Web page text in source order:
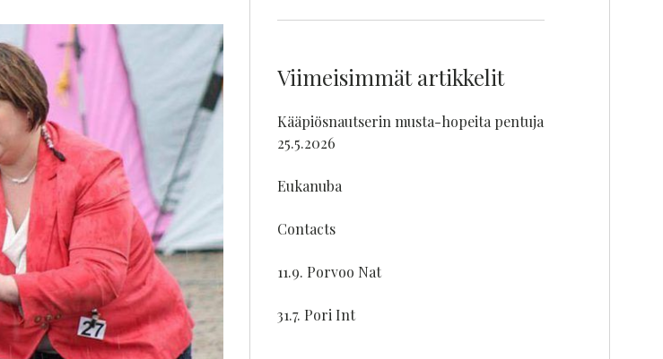
Viimeisimmät artikkelit
Kääpiösnautserin musta-hopeita pentuja
25.5.2026
Eukanuba
Contacts
11.9. Porvoo Nat
31.7. Pori Int